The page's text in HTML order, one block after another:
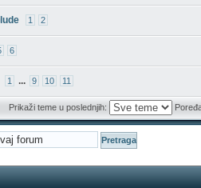
1 2
6
1 ... 9 10 11
Prikaži teme u poslednjih: